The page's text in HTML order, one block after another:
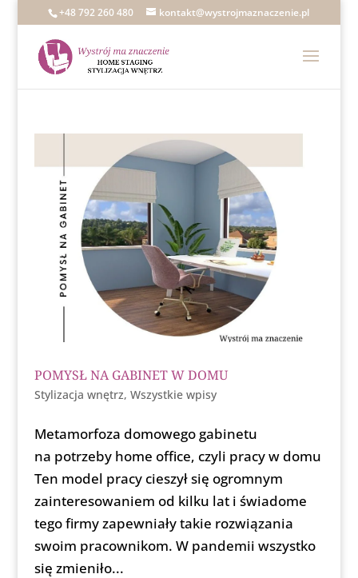
+48 792 260 480 kontakt@wystrojmaznaczenie.pl
POMYSŁ NA GABINET W DOMU
Stylizacja wnętrz, Wszystkie wpisy
Metamorfoza domowego gabinetu
na potrzeby home office, czyli pracy w domu
Ten model pracy cieszył się ogromnym
zainteresowaniem od kilku lat i świadome
tego firmy zapewniały takie rozwiązania
swoim pracownikom. W pandemii wszystko
się zmieniło...